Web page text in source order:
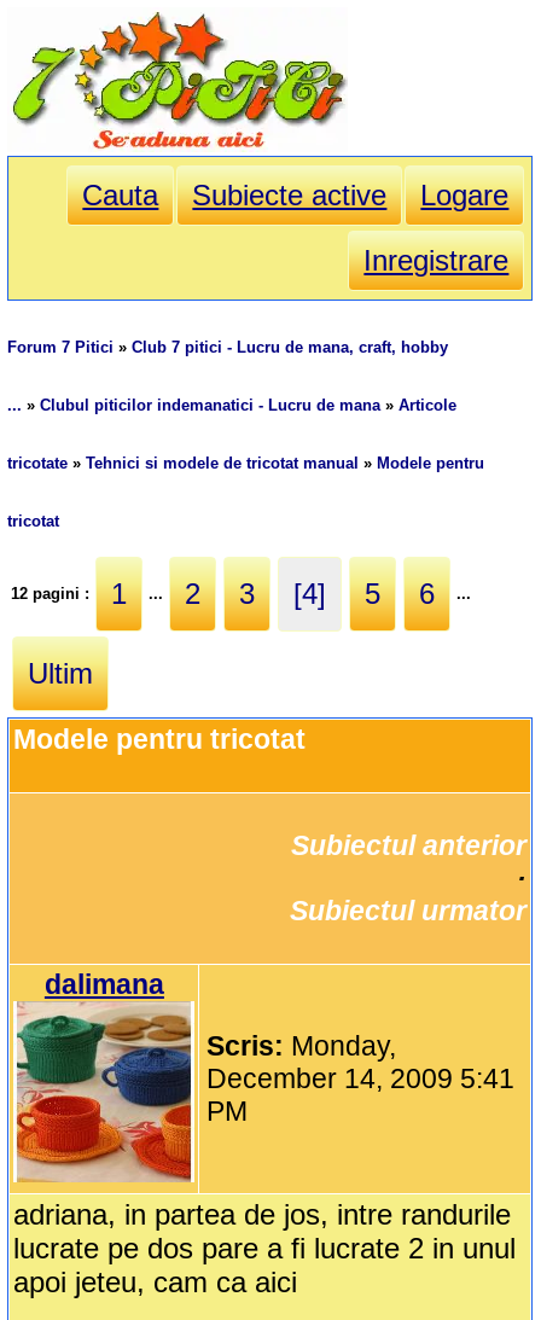
Cauta Subiecte active
Logare
Inregistrare
Forum 7 Pitici »Club 7 pitici - Lucru de mana, craft, hobby
... »Clubul piticilor indemanatici - Lucru de mana»Articole
tricotate »Tehnici si modele de tricotat manual » Modele pentru
tricotat
12 pagini : 1 ... 2 3 [4] 5 6 ...
Ultim
Modele pentru tricotat
Subiectul anterior
Subiectul urmator
dalimana
Scris: Monday,
December 14, 2009 5:41
PM
adriana, in partea de jos, intre randurile
lucrate pe dos pare a fi lucrate 2 in unul
apoi jeteu, cam ca aici